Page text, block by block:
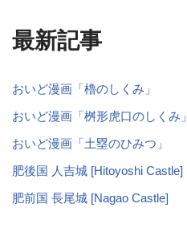
最新記事
おいど漫画「櫓のしくみ」
おいど漫画「桝形虎口のしくみ」
おいど漫画「土塁のひみつ」
肥後国 人吉城 [Hitoyoshi Castle]
肥前国 長尾城 [Nagao Castle]